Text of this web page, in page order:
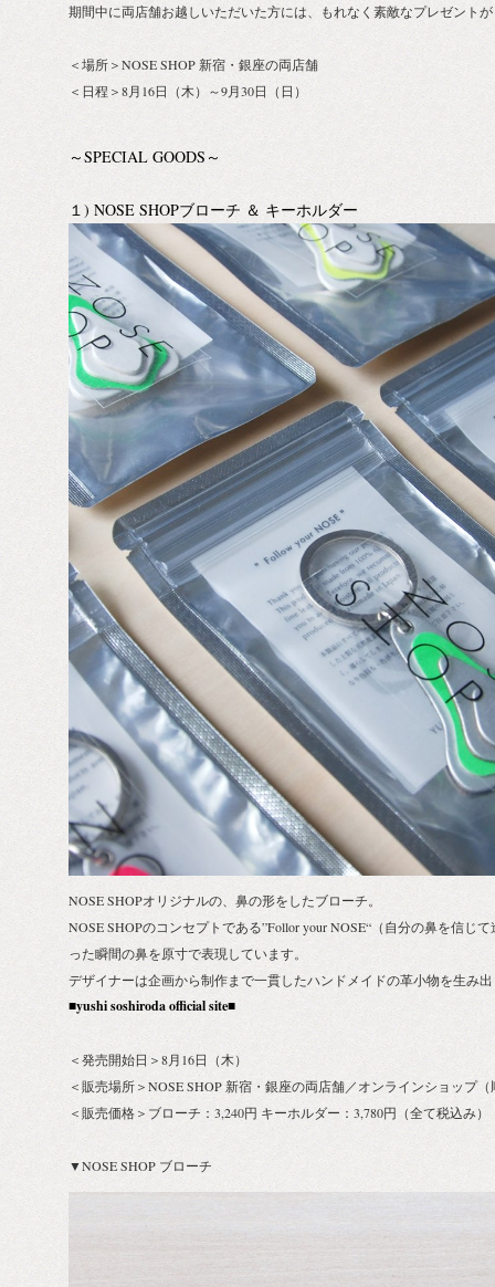
期間中に両店舗お越しいただいた方には、もれなく素敵なプレゼント
＜場所＞NOSE SHOP 新宿・銀座の両店舗
＜日程＞8月16日（木）～9月30日（日）
～SPECIAL GOODS～
１) NOSE SHOPブローチ ＆ キーホルダー
NOSE SHOPオリジナルの、鼻の形をしたブローチ。
NOSE SHOPのコンセプトである”Follor your NOSE“（自分の鼻を信じ
った瞬間の鼻を原寸で表現しています。
デザイナーは企画から制作まで一貫したハンドメイドの革小物を生み
■yushi soshiroda official site■
＜発売開始日＞8月16日（木）
＜販売場所＞NOSE SHOP 新宿・銀座の両店舗／オンラインショップ
＜販売価格＞ブローチ：3,240円 キーホルダー：3,780円（全て税込み）
▼NOSE SHOP ブローチ